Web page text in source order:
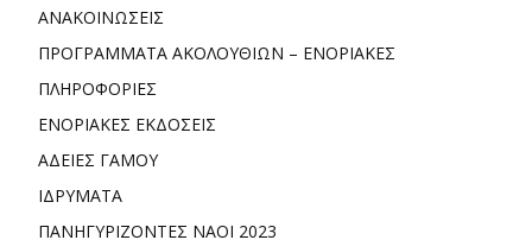
ΑΝΑΚΟΙΝΩΣΕΙΣ
ΠΡΟΓΡΑΜΜΑΤΑ ΑΚΟΛΟΥΘΙΩΝ – ΕΝΟΡΙΑΚΕΣ
ΠΛΗΡΟΦΟΡΙΕΣ
ΕΝΟΡΙΑΚΕΣ ΕΚΔΟΣΕΙΣ
ΑΔΕΙΕΣ ΓΑΜΟΥ
ΙΔΡΥΜΑΤΑ
ΠΑΝΗΓΥΡΙΖΟΝΤΕΣ ΝΑΟΙ 2023